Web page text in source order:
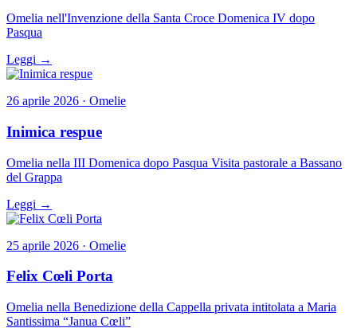
Omelia nell'Invenzione della Santa Croce Domenica IV dopo
Pasqua
Leggi →
26 aprile 2026 · Omelie
Inimica respue
Omelia nella III Domenica dopo Pasqua Visita pastorale a Bassano
del Grappa
Leggi →
25 aprile 2026 · Omelie
Felix Cœli Porta
Omelia nella Benedizione della Cappella privata intitolata a Maria
Santissima “Janua Cœli”